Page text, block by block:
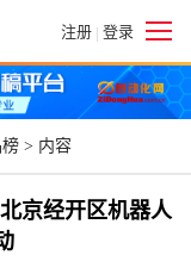
注册 | 登录
> 内容
京经开区机器人